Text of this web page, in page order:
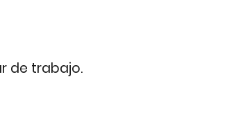
de trabajo.